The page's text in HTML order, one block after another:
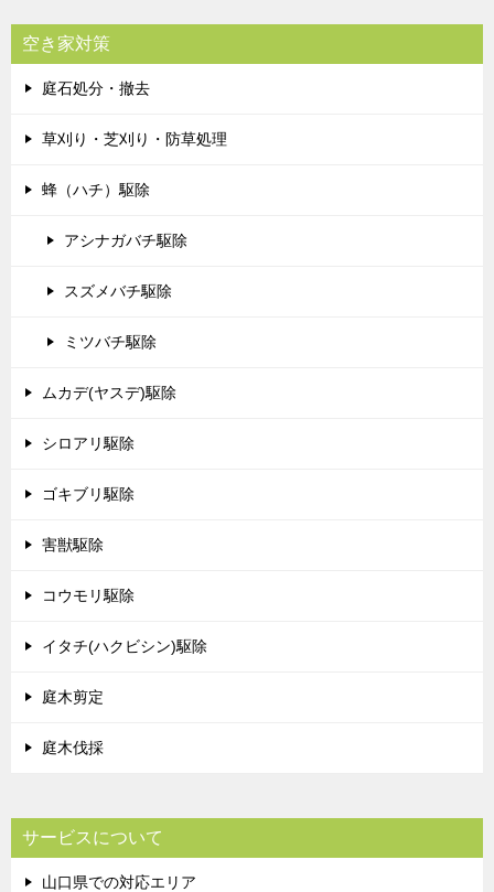
空き家対策
庭石処分・撤去
草刈り・芝刈り・防草処理
蜂（ハチ）駆除
アシナガバチ駆除
スズメバチ駆除
ミツバチ駆除
ムカデ(ヤスデ)駆除
シロアリ駆除
ゴキブリ駆除
害獣駆除
コウモリ駆除
イタチ(ハクビシン)駆除
庭木剪定
庭木伐採
サービスについて
山口県での対応エリア